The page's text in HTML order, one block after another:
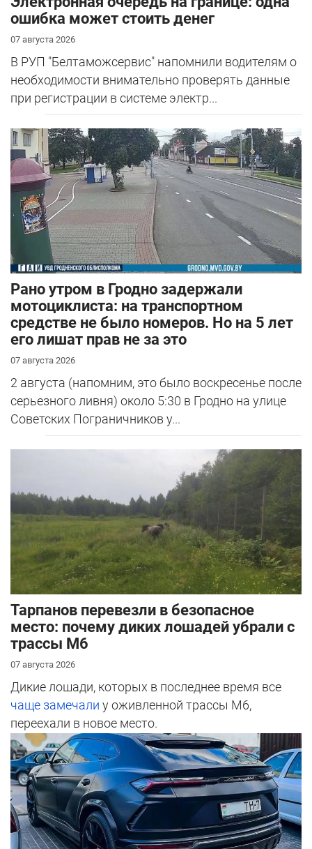
ошибка может стоить денег
07 августа 2026
В РУП "Белтаможсервис" напомнили водителям о
необходимости внимательно проверять данные
при регистрации в системе электр...
Рано утром в Гродно задержали
мотоциклиста: на транспортном
средстве не было номеров. Но на 5 лет
его лишат прав не за это
07 августа 2026
2 августа (напомним, это было воскресенье после
серьезного ливня) около 5:30 в Гродно на улице
Советских Пограничников у...
Тарпанов перевезли в безопасное
место: почему диких лошадей убрали с
трассы М6
07 августа 2026
Дикие лошади, которых в последнее время все
чаще замечали у оживленной трассы М6,
переехали в новое место.